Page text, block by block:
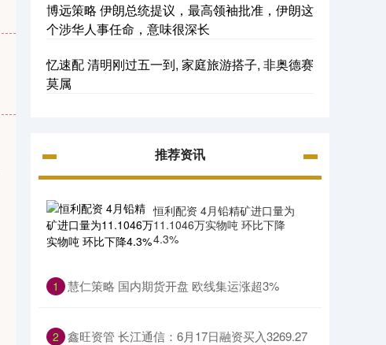
博远策略 伊朗总统提议，最高领袖批准，伊朗这
个涉华人事任命，意味很深长
忆速配 清明刚过五一到, 家庭旅游搭子, 非奥德赛
莫属
推荐资讯
恒利配资 4月铅精矿进口量为
11.1046万实物吨 环比下降
4.3%
1 ​慧仁策略 国内期货开盘 欧线集运涨超3%
2 ​鑫旺资管 长江通信：6月17日融资买入3269.27